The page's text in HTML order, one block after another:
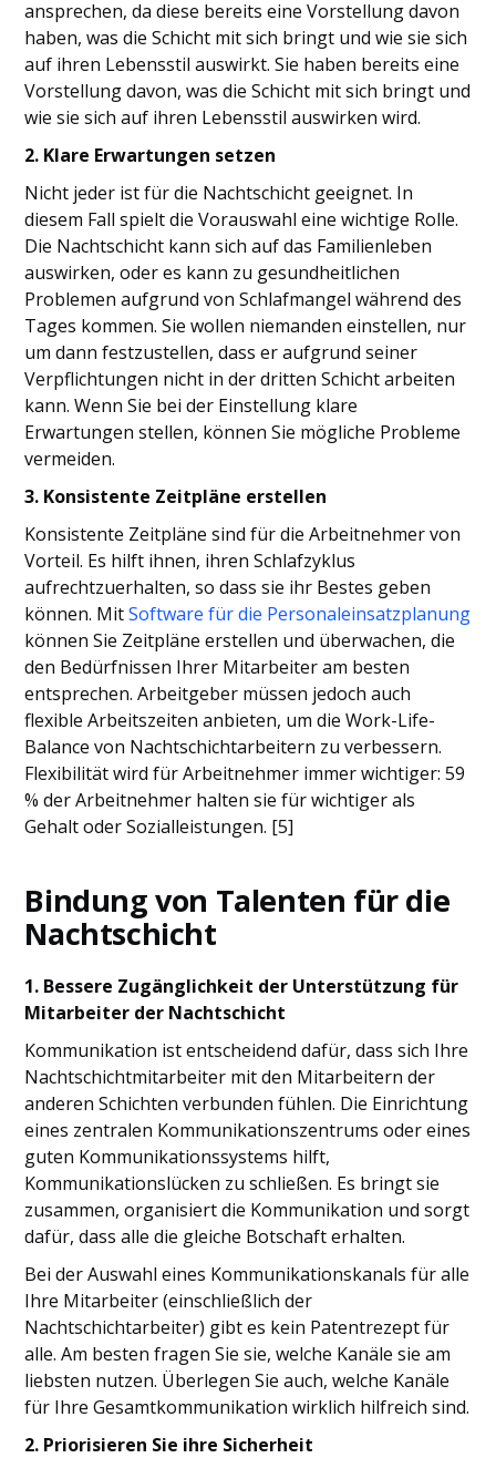
ansprechen, da diese bereits eine Vorstellung davon
haben, was die Schicht mit sich bringt und wie sie sich
auf ihren Lebensstil auswirkt. Sie haben bereits eine
Vorstellung davon, was die Schicht mit sich bringt und
wie sie sich auf ihren Lebensstil auswirken wird.
2. Klare Erwartungen setzen
Nicht jeder ist für die Nachtschicht geeignet. In
diesem Fall spielt die Vorauswahl eine wichtige Rolle.
Die Nachtschicht kann sich auf das Familienleben
auswirken, oder es kann zu gesundheitlichen
Problemen aufgrund von Schlafmangel während des
Tages kommen. Sie wollen niemanden einstellen, nur
um dann festzustellen, dass er aufgrund seiner
Verpflichtungen nicht in der dritten Schicht arbeiten
kann. Wenn Sie bei der Einstellung klare
Erwartungen stellen, können Sie mögliche Probleme
vermeiden.
3. Konsistente Zeitpläne erstellen
Konsistente Zeitpläne sind für die Arbeitnehmer von
Vorteil. Es hilft ihnen, ihren Schlafzyklus
aufrechtzuerhalten, so dass sie ihr Bestes geben
können. MitSoftware für die Personaleinsatzplanung
können Sie Zeitpläne erstellen und überwachen, die
den Bedürfnissen Ihrer Mitarbeiter am besten
entsprechen. Arbeitgeber müssen jedoch auch
flexible Arbeitszeiten anbieten, um die Work-Life-
Balance von Nachtschichtarbeitern zu verbessern.
Flexibilität wird für Arbeitnehmer immer wichtiger: 59
% der Arbeitnehmer halten sie für wichtiger als
Gehalt oder Sozialleistungen. [5]
Bindung von Talenten für die
Nachtschicht
1. Bessere Zugänglichkeit der Unterstützung für
Mitarbeiter der Nachtschicht
Kommunikation ist entscheidend dafür, dass sich Ihre
Nachtschichtmitarbeiter mit den Mitarbeitern der
anderen Schichten verbunden fühlen. Die Einrichtung
eines zentralen Kommunikationszentrums oder eines
guten Kommunikationssystems hilft,
Kommunikationslücken zu schließen. Es bringt sie
zusammen, organisiert die Kommunikation und sorgt
dafür, dass alle die gleiche Botschaft erhalten.
Bei der Auswahl eines Kommunikationskanals für alle
Ihre Mitarbeiter (einschließlich der
Nachtschichtarbeiter) gibt es kein Patentrezept für
alle. Am besten fragen Sie sie, welche Kanäle sie am
liebsten nutzen. Überlegen Sie auch, welche Kanäle
für Ihre Gesamtkommunikation wirklich hilfreich sind.
2. Priorisieren Sie ihre Sicherheit